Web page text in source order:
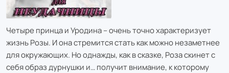
Четыре принца и Уродина – очень точно характеризует
жизнь Розы. И она стремится стать как можно незаметнее
для окружающих. Но однажды, как в сказке, Роза скинет с
себя образ дурнушки и… получит внимание, к которому